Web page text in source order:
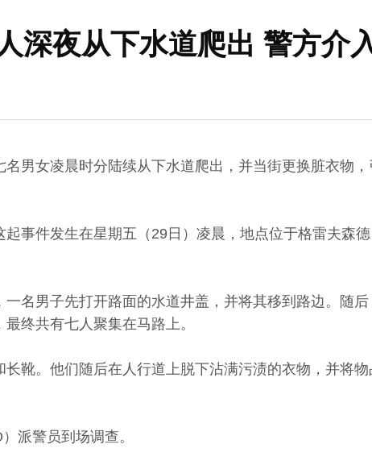
深夜从下水道爬出 警方介
男女凌晨时分陆续从下水道爬出，并当街更换脏衣物
事件发生在星期五（29日）凌晨，地点位于格雷夫森
名男子先打开路面的水道井盖，并将其移到路边。随
终共有七人聚集在马路上。
靴。他们随后在人行道上脱下沾满污渍的衣物，并将
派警员到场调查。